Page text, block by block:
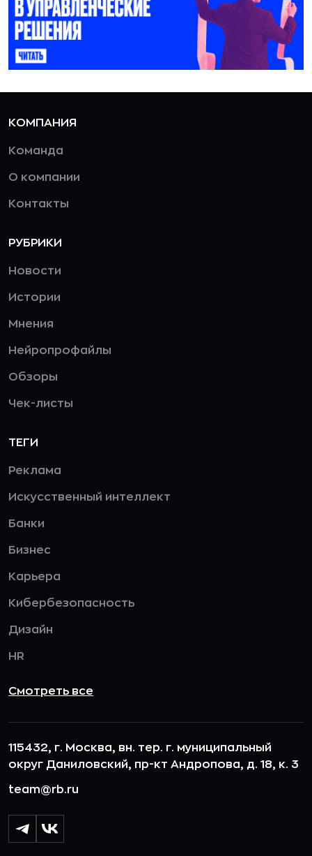
КОМПАНИЯ
Команда
О компании
Контакты
РУБРИКИ
Новости
Истории
Мнения
Нейропрофайлы
Обзоры
Чек-листы
ТЕГИ
Реклама
Искусственный интеллект
Банки
Бизнес
Карьера
Кибербезопасность
Дизайн
HR
Смотреть все
115432, г. Москва, вн. тер. г. муниципальный
округ Даниловский, пр-кт Андропова, д. 18, к. 3
team@rb.ru